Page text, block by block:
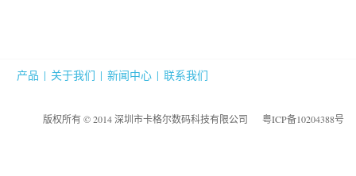
产品 | 关于我们 | 新闻中心 | 联系我们
版权所有 © 2014 深圳市卡格尔数码科技有限公司 粤ICP备10204388号